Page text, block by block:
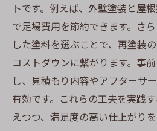
トです。例えば、外壁塗装と屋
で足場費用を節約できます。さ
した塗料を選ぶことで、再塗装
コストダウンに繋がります。事
し、見積もり内容やアフターサ
有効です。これらの工夫を実践
えつつ、満足度の高い仕上がりを